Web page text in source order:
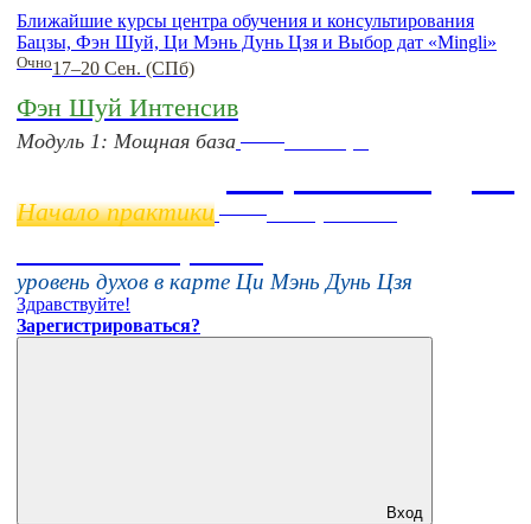
Ближайшие курсы центра обучения и консультирования
Бацзы, Фэн Шуй, Ци Мэнь Дунь Цзя и Выбор дат «Mingli»
Очно17–20 Сен. (СПб)
Фэн Шуй Интенсив
Модуль 1: Мощная база
Начало практики
уровень духов в карте Ци Мэнь Дунь Цзя
Здравствуйте!
Зарегистрироваться?
Вход